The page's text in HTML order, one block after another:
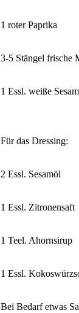
1 roter Paprika
3-5 Stängel frische
1 Essl. weiße
Für das Dressing:
2 Essl. Sesamöl
1 Essl. Zitronensaft
1 Teel. Ahornsirup
1 Essl.
Bei Bedarf etwas